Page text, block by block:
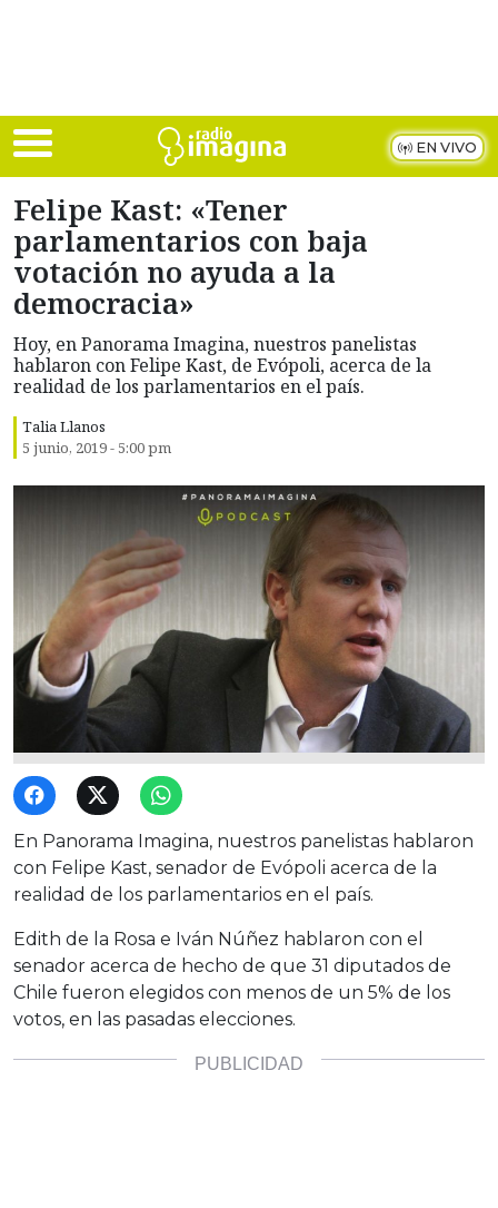
EN VIVO
Felipe Kast: «Tener
parlamentarios con baja
votación no ayuda a la
democracia»
Hoy, en Panorama Imagina, nuestros panelistas
hablaron con Felipe Kast, de Evópoli, acerca de la
realidad de los parlamentarios en el país.
Talia Llanos
5 junio, 2019 - 5:00 pm
En Panorama Imagina, nuestros panelistas hablaron
con Felipe Kast, senador de Evópoli acerca de la
realidad de los parlamentarios en el país.
Edith de la Rosa e Iván Núñez hablaron con el
senador acerca de hecho de que 31 diputados de
Chile fueron elegidos con menos de un 5% de los
votos, en las pasadas elecciones.